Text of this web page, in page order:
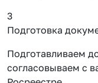
3
Подготовка
Подготавливаем
согласовываем с